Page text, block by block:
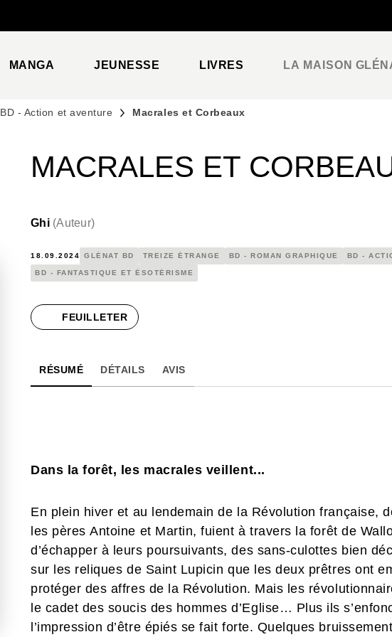
MANGA JEUNESSE LIVRES LA MAISON
BD - Action et aventure Macrales et Corbeaux
MACRALES ET
Ghi (Auteur)
18.09.2024 GLÉNAT BD TREIZE ÉTRANGE BD - ROMAN GRAPHIQUE BD -
BD - FANTASTIQUE ET ÉSOTÉRISME
FEUILLETER
RÉSUMÉ DÉTAILS AVIS
Dans la forêt, les macrales veillent...
En plein hiver et au lendemain de la Révolution française,
les pères Antoine et Martin, fuient à travers la forêt de
d’échapper à leurs poursuivants, des sans-culottes bien
sur les reliques de Saint Lupicin que les deux prêtres ont
protéger des affres de la Révolution. Mais les
le cadet des soucis des hommes d’Eglise… Plus ils
l’impression d’être épiés se fait forte. Quelques